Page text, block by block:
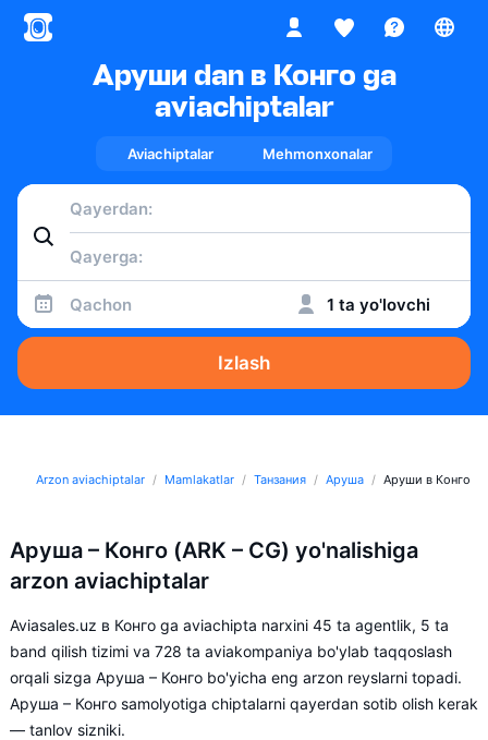
Аруши dan в Конго ga
aviachiptalar
Aviachiptalar Mehmonxonalar
Qachon 1 ta yo'lovchi
Izlash
Arzon aviachiptalar Mamlakatlar Танзания Аруша Аруши в Конго
Аруша – Конго (ARK – CG) yo'nalishiga
arzon aviachiptalar
Aviasales.uz в Конго ga aviachipta narxini 45 ta agentlik, 5 ta
band qilish tizimi va 728 ta aviakompaniya bo'ylab taqqoslash
orqali sizga Аруша – Конго bo'yicha eng arzon reyslarni topadi.
Аруша – Конго samolyotiga chiptalarni qayerdan sotib olish kerak
— tanlov sizniki.